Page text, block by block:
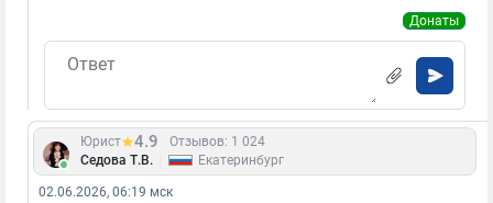
Донаты
Юрист 4.9
Отзывов: 1 024
Седова Т.В.
Екатеринбург
02.06.2026, 06:19 мск